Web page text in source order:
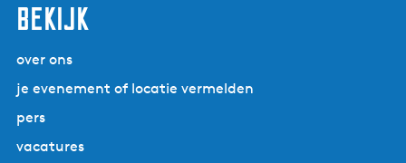
Bekijk
over ons
je evenement of locatie vermelden
pers
vacatures